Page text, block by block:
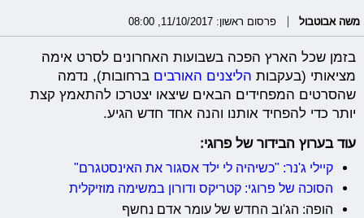
משה אבוטבול פרסום ראשון: 11/10/2017, 08:00
בזמן שכל הארץ הפכה בשבועות האחרונים לסרט אימה
מציאותי (בעקבות הליצנים האורבים ברחובות), נדמה
שהסרטים המפחידים הבאים שיצאו יצטרכו להתאמץ קצת
יותר כדי להפחיד אותנו והנה אחד חדש הגיע.
עוד בערוץ הבידור של פרוגי:
קיילי ג'נר: "כשיהיה לי ילד אסגור את האינסטגרם"
הסוכה של פרוגי: קטריקס ודורון במשימה מוזיקלית
הופה: הג'וב החדש של עומר אדם נחשף